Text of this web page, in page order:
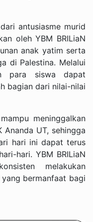
antusiasme murid
oleh YBM BRILiaN
anak yatim serta
di Palestina. Melalui
para siswa dapat
bagian dari nilai-nilai
meninggalkan
UT, sehingga
hari ini dapat terus
hari. YBM BRILiaN
melakukan
bermanfaat bagi